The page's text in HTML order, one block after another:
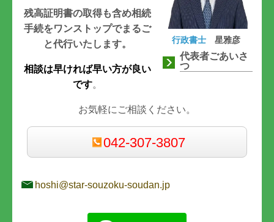
行政書士 星雅彦
代表者ごあいさ
つ
残高証明書の取得も含め相続
手続をワンストップでまるご
と代行いたします。
相談は早ければ早い方が良い
です。
お気軽にご相談ください。
042-307-3807
hoshi@star-souzoku-soudan.jp